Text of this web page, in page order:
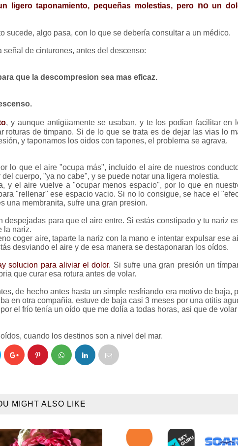
ligero taponamiento, pequeñas molestias, pero noun
sucede, algo pasa, con lo que se debería consultar a un médico.
de cinturones, antes del descenso:
que la descompresion sea mas eficaz.
, y aunque antigüamente se usaban, y te los podian facilitar en
roturas de timpano. Si de lo que se trata es de dejar las vias lo
y taponamos los oidos con tapones, el problema se agrava.
lo que el aire "ocupa más", incluido el aire de nuestros
cuerpo, "ya no cabe", y se puede notar una ligera molestia.
y el aire vuelve a "ocupar menos espacio", por lo que en
"rellenar" ese espacio vacio. Si no lo consigue, se hace el
una membranita, sufre una gran presion.
despejadas para que el aire entre. Si estás constipado y tu nariz
la nariz.
coger aire, taparte la nariz con la mano e intentar expulsar ese
desviando el aire y de esa manera se destaponaran los oídos.
solucion para aliviar el dolor. Si sufre una gran presión un
que curar esa rotura antes de volar.
de hecho antes hasta un simple resfriando era motivo de baja,
en otra compañía, estuve de baja casi 3 meses por una otitis
el frío tenía un oído que me dolía a todas horas, asi que de volar
cuando los destinos son a nivel del mar.
MIGHT ALSO LIKE